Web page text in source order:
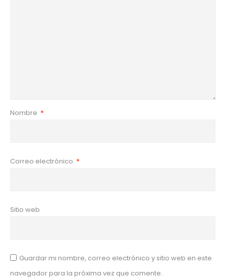
Nombre *
Correo electrónico *
Sitio web
Guardar mi nombre, correo electrónico y sitio web en este
navegador para la próxima vez que comente.